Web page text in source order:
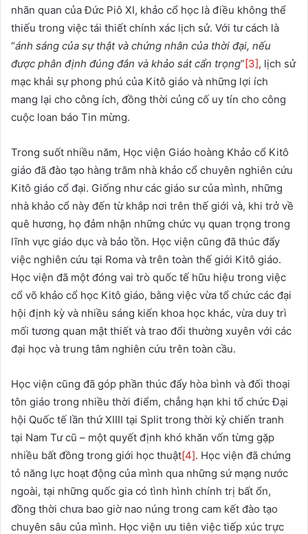
nhãn quan của Đức Piô XI, khảo cổ học là điều không thể
thiếu trong việc tái thiết chính xác lịch sử. Với tư cách là
“ánh sáng của sự thật và chứng nhân của thời đại, nếu
được phân định đúng đắn và khảo sát cẩn trọng”[3], lịch sử
mạc khải sự phong phú của Kitô giáo và những lợi ích
mang lại cho công ích, đồng thời củng cố uy tín cho công
cuộc loan báo Tin mừng.
Trong suốt nhiều năm, Học viện Giáo hoàng Khảo cổ Kitô
giáo đã đào tạo hàng trăm nhà khảo cổ chuyên nghiên cứu
Kitô giáo cổ đại. Giống như các giáo sư của mình, những
nhà khảo cổ này đến từ khắp nơi trên thế giới và, khi trở về
quê hương, họ đảm nhận những chức vụ quan trọng trong
lĩnh vực giáo dục và bảo tồn. Học viện cũng đã thúc đẩy
việc nghiên cứu tại Roma và trên toàn thế giới Kitô giáo.
Học viện đã một đóng vai trò quốc tế hữu hiệu trong việc
cổ võ khảo cổ học Kitô giáo, bằng việc vừa tổ chức các đại
hội định kỳ và nhiều sáng kiến khoa học khác, vừa duy trì
mối tương quan mật thiết và trao đổi thường xuyên với các
đại học và trung tâm nghiên cứu trên toàn cầu.
Học viện cũng đã góp phần thúc đẩy hòa bình và đối thoại
tôn giáo trong nhiều thời điểm, chẳng hạn khi tổ chức Đại
hội Quốc tế lần thứ XIIII tại Split trong thời kỳ chiến tranh
tại Nam Tư cũ – một quyết định khó khăn vốn từng gặp
nhiều bất đồng trong giới học thuật[4]. Học viện đã chứng
tỏ năng lực hoạt động của mình qua những sứ mạng nước
ngoài, tại những quốc gia có tình hình chính trị bất ổn,
đồng thời chưa bao giờ nao núng trong cam kết đào tạo
chuyên sâu của mình. Học viện ưu tiên việc tiếp xúc trực